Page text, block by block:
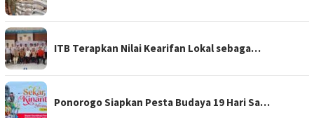
ITB Terapkan Nilai Kearifan Lokal sebaga…
Ponorogo Siapkan Pesta Budaya 19 Hari Sa…